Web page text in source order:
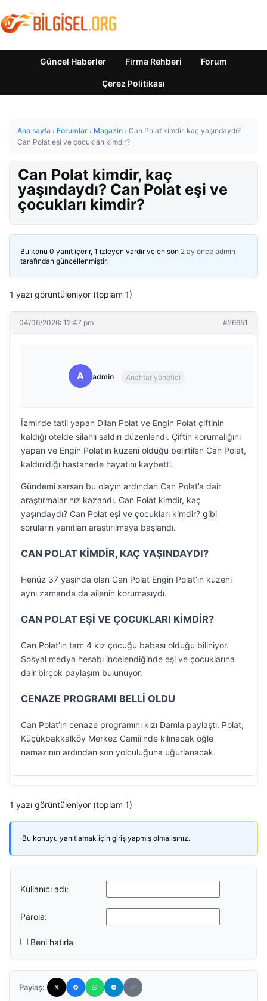
Güncel Haberler Firma Rehberi Forum
Çerez Politikası
Ana sayfa › Forumlar › Magazin › Can Polat kimdir, kaç yaşındaydı?
Can Polat eşi ve çocukları kimdir?
Can Polat kimdir, kaç
yaşındaydı? Can Polat eşi ve
çocukları kimdir?
Bu konu 0 yanıt içerir, 1 izleyen vardır ve en son 2 ay önce admin
tarafından güncellenmiştir.
1 yazı görüntüleniyor (toplam 1)
04/06/2026: 12:47 pm #26651
A admin Anahtar yönetici
İzmir’de tatil yapan Dilan Polat ve Engin Polat çiftinin
kaldığı otelde silahlı saldırı düzenlendi. Çiftin korumalığını
yapan ve Engin Polat’ın kuzeni olduğu belirtilen Can Polat,
kaldırıldığı hastanede hayatını kaybetti.
Gündemi sarsan bu olayın ardından Can Polat’a dair
araştırmalar hız kazandı. Can Polat kimdir, kaç
yaşındaydı? Can Polat eşi ve çocukları kimdir? gibi
soruların yanıtları araştırılmaya başlandı.
CAN POLAT KİMDİR, KAÇ YAŞINDAYDI?
Henüz 37 yaşında olan Can Polat Engin Polat’ın kuzeni
aynı zamanda da ailenin korumasıydı.
CAN POLAT EŞİ VE ÇOCUKLARI KİMDİR?
Can Polat’ın tam 4 kız çocuğu babası olduğu biliniyor.
Sosyal medya hesabı incelendiğinde eşi ve çocuklarına
dair birçok paylaşım bulunuyor.
CENAZE PROGRAMI BELLİ OLDU
Can Polat’ın cenaze programını kızı Damla paylaştı. Polat,
Küçükbakkalköy Merkez Camii’nde kılınacak öğle
namazının ardından son yolculuğuna uğurlanacak.
1 yazı görüntüleniyor (toplam 1)
Bu konuyu yanıtlamak için giriş yapmış olmalısınız.
Kullanıcı adı:
Parola:
Beni hatırla
Paylaş: